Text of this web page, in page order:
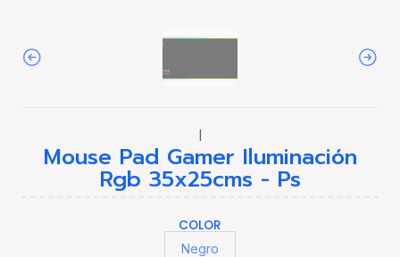
|
Mouse Pad Gamer Iluminación
Rgb 35x25cms - Ps
COLOR
Negro